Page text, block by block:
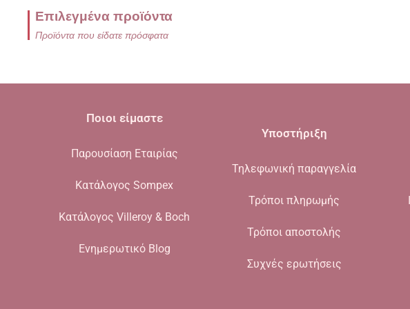
Επιλεγμένα προϊόντα
Προϊόντα που είδατε πρόσφατα
Ποιοι είμαστε
Παρουσίαση Εταιρίας
Κατάλογος Sompex
Κατάλογος Villeroy & Boch
Ενημερωτικό Blog
Υποστήριξη
Τηλεφωνική παραγγελία
Τρόποι πληρωμής
Τρόποι αποστολής
Συχνές ερωτήσεις